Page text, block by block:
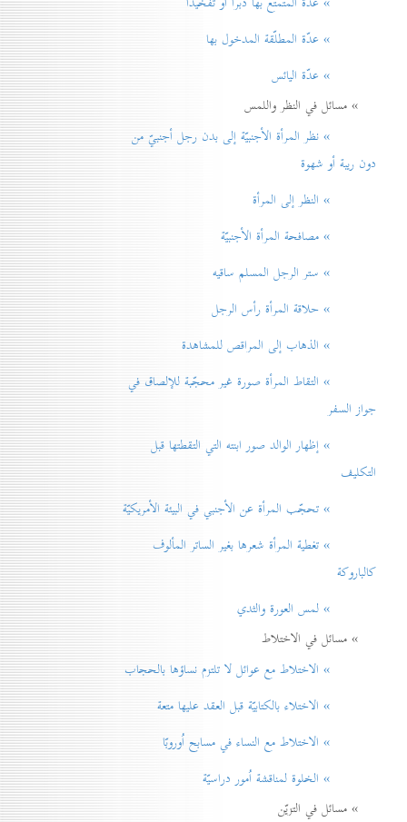
» عدّة المطلّقة المدخول بها
» عدّة اليائس
» مسائل في النظر واللمس
» نظر المرأة الأجنبيّة إلی بدن رجل أجنبيّ من
دون ريبة أو شهوة
» النظر إلی المرأة
» مصافحة المرأة الأجنبيّة
» ستر الرجل المسلم ساقيه
» حلاقة المرأة رأس الرجل
» الذهاب إلی المراقص للمشاهدة
» التقاط المرأة صورة غير محجّبة للإلصاق في
جواز السفر
» إظهار الوالد صور ابنته التي التقطتها قبل
التكليف
» تحجّب المرأة عن الأجنبي في البيئة الأمريكيّة
» تغطية المرأة شعرها بغير الساتر المألوف
كالباروكة
» لمس العورة والثدي
» مسائل في الاختلاط
» الاختلاط مع عوائل لا تلتزم نساؤها بالحجاب
» الاختلاء بالكتابيّة قبل العقد عليها متعة
» الاختلاط مع النساء في مسابح اُوروبّا
» الخلوة لمناقشة اُمور دراسيّة
» مسائل في التزيّن